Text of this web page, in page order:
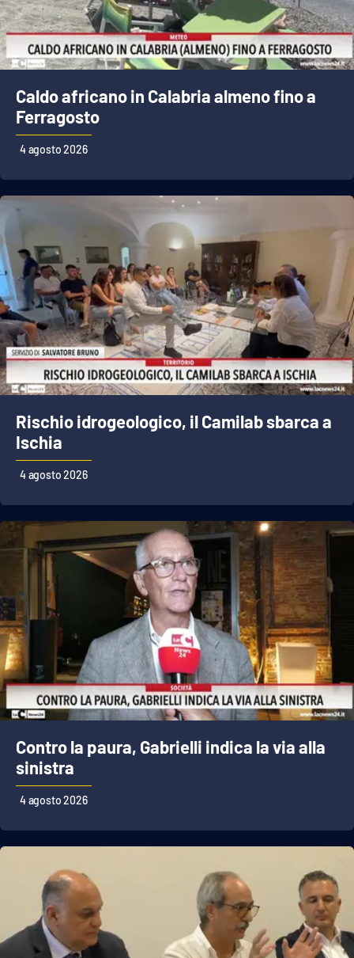
Caldo africano in Calabria almeno fino a
Ferragosto
4 agosto 2026
Rischio idrogeologico, il Camilab sbarca a
Ischia
4 agosto 2026
Contro la paura, Gabrielli indica la via alla
sinistra
4 agosto 2026